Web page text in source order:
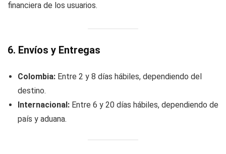
financiera de los usuarios.
6. Envíos y Entregas
Colombia: Entre 2 y 8 días hábiles, dependiendo del
destino.
Internacional: Entre 6 y 20 días hábiles, dependiendo de
país y aduana.